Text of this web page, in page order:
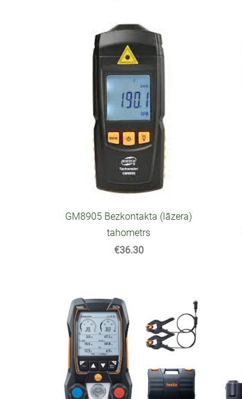
GM8905 Bezkontakta (lāzera)
tahometrs
€36.30